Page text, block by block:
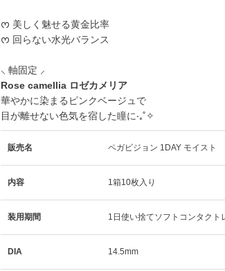
ᰔ 美しく魅せる黄金比率
ᰔ 回らない水光バランス
⸜ 軸固定 ⸝
Rose camellia ロゼカメリア
華やかに染まるピンクベージュで
目が離せない色気を宿した瞳に‧₊˚✧
販売名 ペガビジョン 1DAY モイスト
内容 1箱10枚入り
装用期間 1日使い捨てソフトコンタクト
DIA 14.5mm